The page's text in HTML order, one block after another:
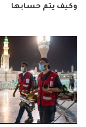
وكيف يتم حسابها